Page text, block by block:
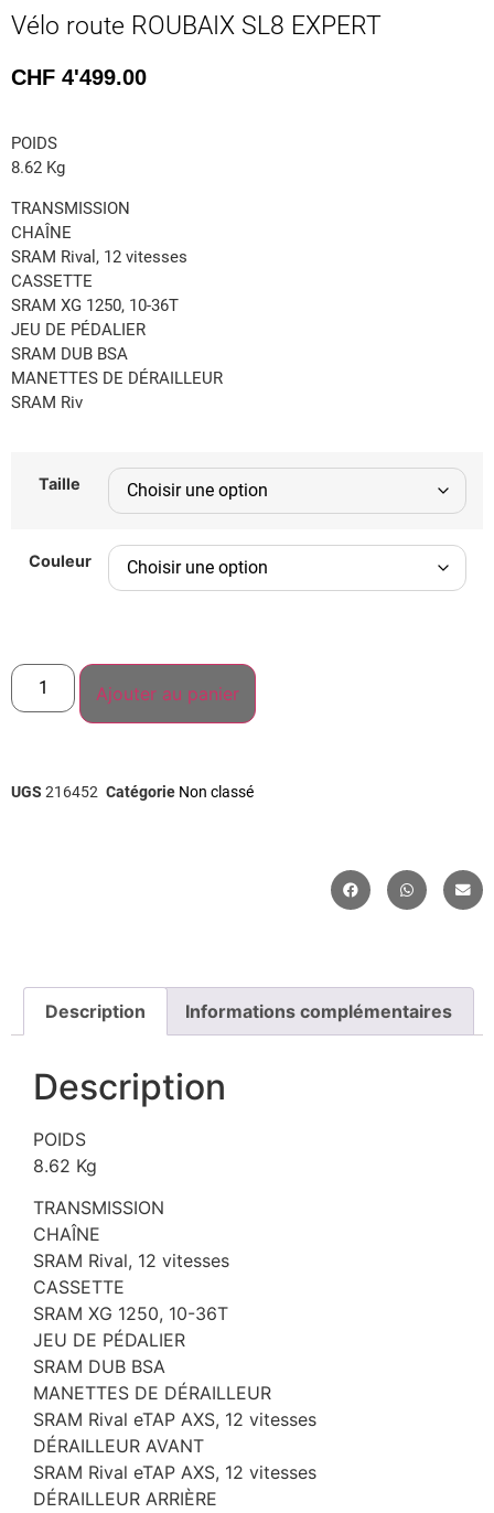
Vélo route ROUBAIX SL8 EXPERT
CHF 4'499.00
POIDS
8.62 Kg
TRANSMISSION
CHAÎNE
SRAM Rival, 12 vitesses
CASSETTE
SRAM XG 1250, 10-36T
JEU DE PÉDALIER
SRAM DUB BSA
MANETTES DE DÉRAILLEUR
SRAM Riv
Taille
Couleur
Ajouter au panier
UGS 216452 Catégorie Non classé
Description Informations complémentaires
Description
POIDS
8.62 Kg
TRANSMISSION
CHAÎNE
SRAM Rival, 12 vitesses
CASSETTE
SRAM XG 1250, 10-36T
JEU DE PÉDALIER
SRAM DUB BSA
MANETTES DE DÉRAILLEUR
SRAM Rival eTAP AXS, 12 vitesses
DÉRAILLEUR AVANT
SRAM Rival eTAP AXS, 12 vitesses
DÉRAILLEUR ARRIÈRE